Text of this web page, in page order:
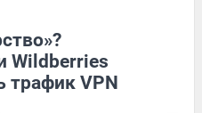
Wildberries
трафик VPN